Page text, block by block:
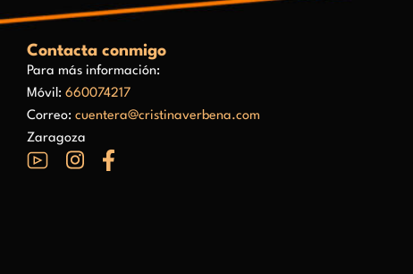
Contacta conmigo
Para más información:
Móvil: 660074217
Correo: cuentera@cristinaverbena.com
Zaragoza